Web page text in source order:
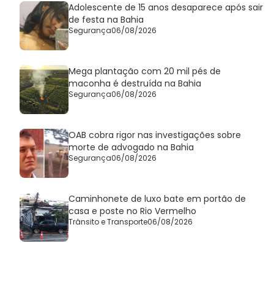
Adolescente de 15 anos desaparece após sair
de festa na Bahia
Segurança06/08/2026
Mega plantação com 20 mil pés de
maconha é destruída na Bahia
Segurança06/08/2026
OAB cobra rigor nas investigações sobre
morte de advogado na Bahia
Segurança06/08/2026
Caminhonete de luxo bate em portão de
casa e poste no Rio Vermelho
Trânsito e Transporte06/08/2026